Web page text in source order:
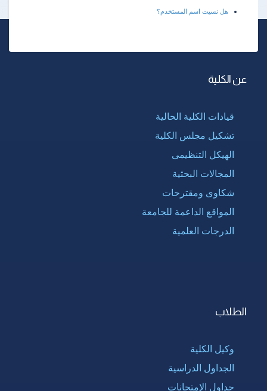
هل نسيت اسم المستخدم؟
عن الكلية
قيادات الكلية الحالية
تشكيل مجلس الكلية
الهيكل التنظيمى
المجالات البحثية
شكاوى ومقترحات
المواقع الداعمة للجامعة
الدرجات العلمية
الطلاب
وكيل الكلية
الجداول الدراسية
جداول الإمتحانات